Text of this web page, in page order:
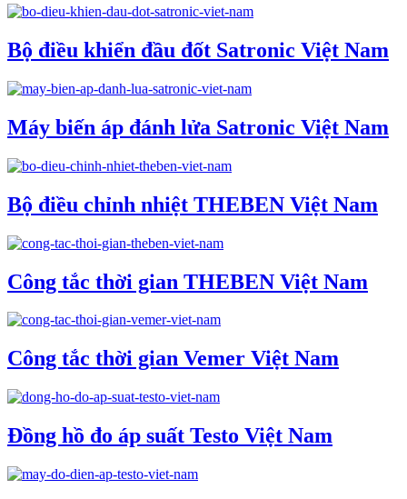
Bộ điều khiển đầu đốt Satronic Việt Nam
Máy biến áp đánh lửa Satronic Việt Nam
Bộ điều chỉnh nhiệt THEBEN Việt Nam
Công tắc thời gian THEBEN Việt Nam
Công tắc thời gian Vemer Việt Nam
Đồng hồ đo áp suất Testo Việt Nam